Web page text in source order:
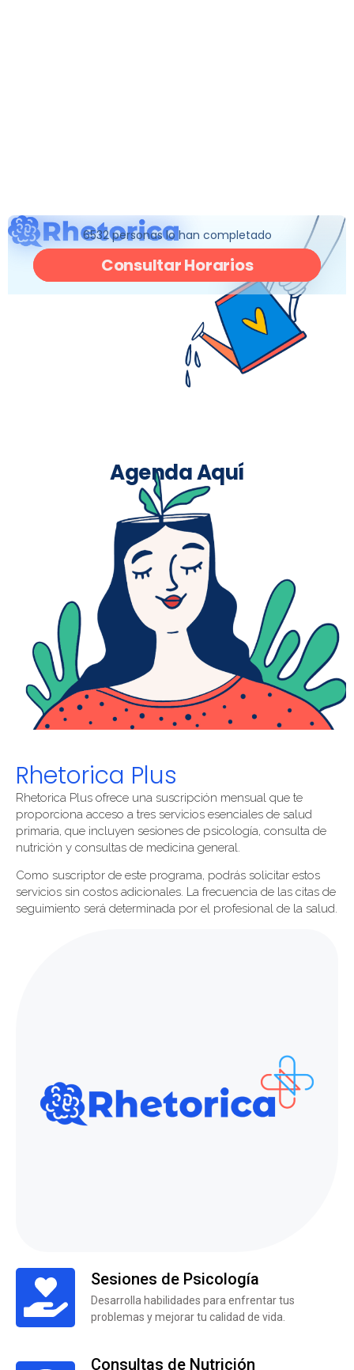
Rhetorica Plus
Rhetorica Plus ofrece una suscripción mensual que te
proporciona acceso a tres servicios esenciales de salud
primaria, que incluyen sesiones de psicología, consulta de
nutrición y consultas de medicina general.
Como suscriptor de este programa, podrás solicitar estos
servicios sin costos adicionales. La frecuencia de las citas de
seguimiento será determinada por el profesional de la salud.
Sesiones de Psicología
Desarrolla habilidades para enfrentar tus
problemas y mejorar tu calidad de vida.
Consultas de Nutrición